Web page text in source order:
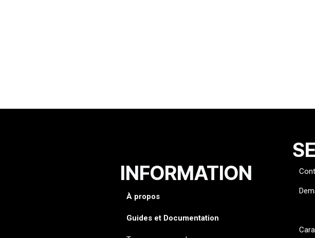
INFORMATION
À propos
Guides et Documentation